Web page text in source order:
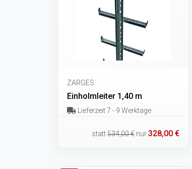
ZARGES
Einholmleiter 1,40 m
Lieferzeit 7 - 9 Werktage
statt534,00 € nur328,00 €